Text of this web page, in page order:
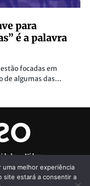
para
é a palavra
focadas em
de algumas das…
Vídeos
Técnica
melhor experiência
site estará a consentir a